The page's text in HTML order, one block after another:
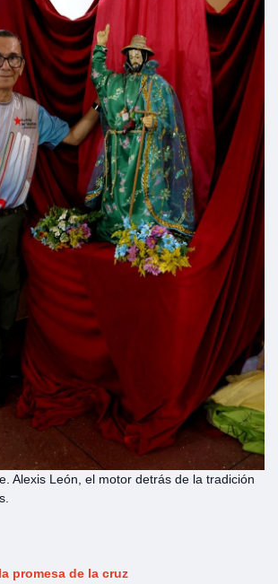
Alexis León, el motor detrás de la tradición
promesa de la cruz